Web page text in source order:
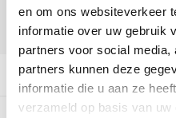
en om ons websiteverkeer
informatie over uw gebruik
partners voor social
partners kunnen deze
informatie die u aan ze
verzameld op basis van
DELEN:
Productomschrijving